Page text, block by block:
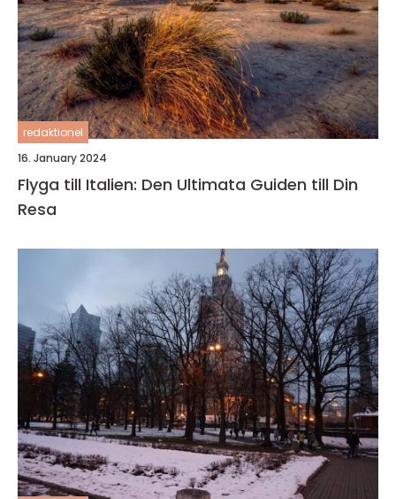
redaktionel
16. January 2024
Flyga till Italien: Den Ultimata Guiden till Din
Resa